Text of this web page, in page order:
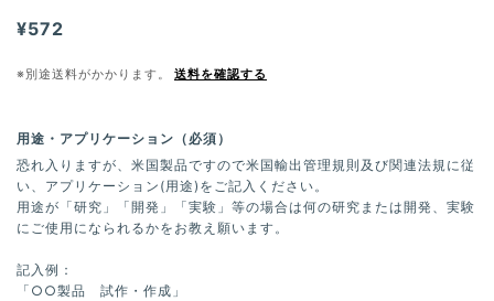
¥572
※別途送料がかかります。 送料を確認する
用途・アプリケーション（必須）
恐れ入りますが、米国製品ですので米国輸出管理規則及び関連法規に従
い、アプリケーション(用途)をご記入ください。
用途が「研究」「開発」「実験」等の場合は何の研究または開発、実験
にご使用になられるかをお教え願います。
記入例：
「○○製品 試作・作成」